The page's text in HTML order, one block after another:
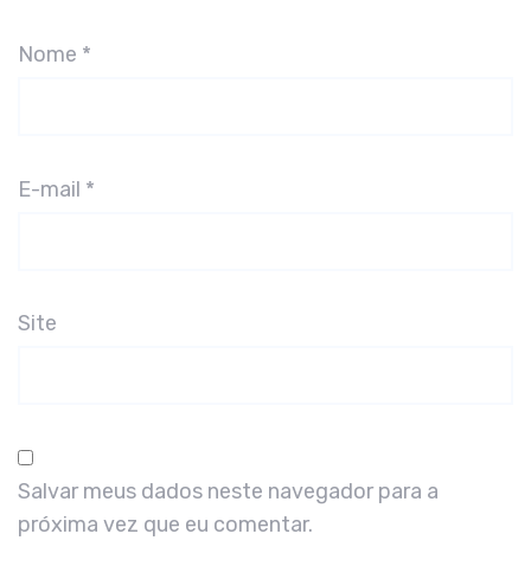
Nome *
E-mail *
Site
Salvar meus dados neste navegador para a
próxima vez que eu comentar.